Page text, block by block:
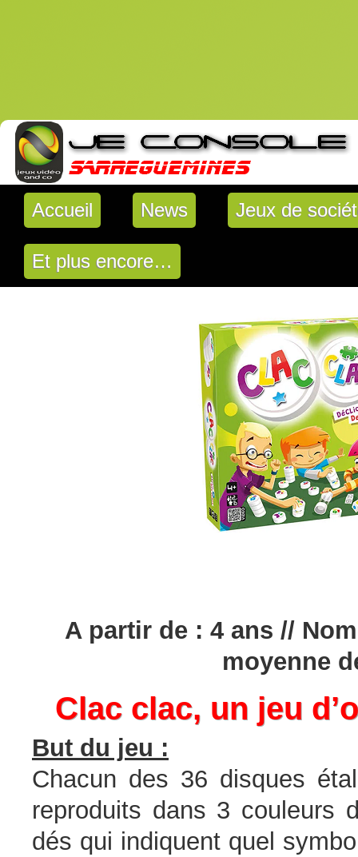
Accueil News Jeux de
Et plus encore…
A partir de : 4 ans //
moyenne
Clac clac, un jeu
But du jeu :
Chacun des 36 disques
reproduits dans 3 couleurs
dés qui indiquent quel